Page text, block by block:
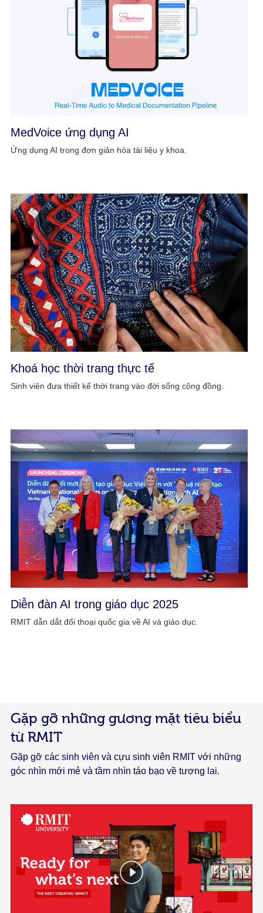
MedVoice ứng dụng AI
Ứng dụng AI trong đơn giản hóa tài liệu y khoa.
Khoá học thời trang thực tế
Sinh viên đưa thiết kế thời trang vào đời sống cộng đồng.
Diễn đàn AI trong giáo dục 2025
RMIT dẫn dắt đối thoại quốc gia về AI và giáo dục.
Gặp gỡ những gương mặt tiêu biểu
từ RMIT
Gặp gỡ các sinh viên và cựu sinh viên RMIT với những
góc nhìn mới mẻ và tầm nhìn táo bạo về tương lai.